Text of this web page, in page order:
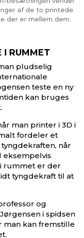
af de to printede
der er mellem dem.
I RUMMET
pludselig
teste en ny
kan bruges
man printer i 3D i
fordeler et
når
eksempelvis
rummet er der
tyngdekraft til at
og
i spidsen
kan fremstille